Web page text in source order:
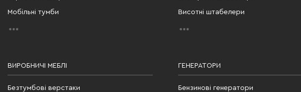
Мобільні тумби Висотні штабелери
ВИРОБНИЧІ МЕБЛІ
Безтумбові верстаки
ГЕНЕРАТОРИ
Бензинові генератори